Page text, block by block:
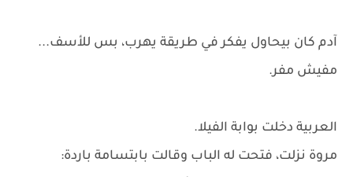
آدم كان بيحاول يفكر في طريقة يهرب، بس للأسف...
مفيش مفر.
العربية دخلت بوابة الفيلا.
مروة نزلت، فتحت له الباب وقالت بابتسامة باردة: